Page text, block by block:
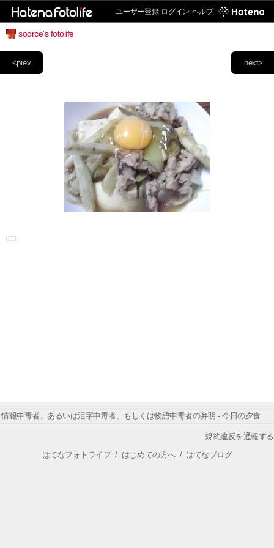
ユーザー登録 ログイン ヘルプ
soorce's fotolife
next>
<prev
情報中毒者、あるいは活字中毒者、もしくは物語中毒者の弁明 - 今日の夕食
規約違反を通報する
はてなフォトライフ / はじめての方へ/ はてなブログ